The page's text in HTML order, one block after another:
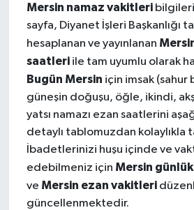
Mersin namaz vakitleri
sayfa, Diyanet İşleri Başkanlığı
hesaplanan ve yayınlanan
saatleri ile tam uyumlu olarak
Bugün Mersin için imsak (sahur
güneşin doğuşu, öğle, ikindi,
yatsı namazı ezan saatlerini
detaylı tablomuzdan kolaylıkla
İbadetlerinizi huşu içinde ve
edebilmeniz için Mersin
ve Mersin ezan vakitleri
güncellenmektedir.